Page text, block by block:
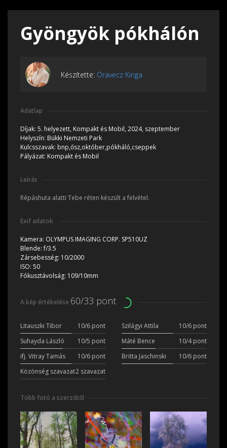
Gyöngyök pókhálón
Készítette: Oravecz Kinga
Adatlap
Díjak: 5. helyezett, Kompakt és Mobil, 2024, szeptember
Helyszín: Bükki Nemzeti Park
Kulcsszavak: bnp,ősz,október,pókháló,cseppek
Pályázat: Kompakt és Mobil
Leírás
Répáshuta alatti Tebe réten készült a felvétel.
Exif adatok
Kamera: OLYMPUS IMAGING CORP. SP510UZ
Blende:f/3.5
Zársebesség: 10/2000
ISO: 50
Fókusztávolság: 109/10mm
A kép értékelése 60/33 pont
Litauszki Tibor 10/6 pont Szilágyi Attila
10/6 pont
Suhayda László
10/5 pont Máté Bence
10/4 pont
ifj. Vitray Tamás
10/6 pont Britta Jaschinski
10/6 pont
Közönség szavazat2 szavazat
Több fotó a szerzőtől